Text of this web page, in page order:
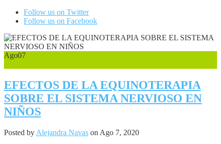
Follow us on Twitter
Follow us on Facebook
Ago07
EFECTOS DE LA EQUINOTERAPIA
SOBRE EL SISTEMA NERVIOSO EN
NIÑOS
Posted by Alejandra Navas on Ago 7, 2020